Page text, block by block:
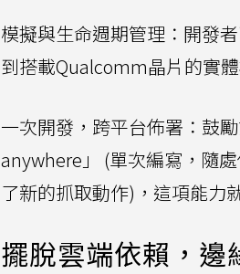
模擬與生命週期管理：開發
到搭載Qualcomm晶片的實
一次開發，跨平台佈署：鼓
anywhere」 (單次編寫，隨
了新的抓取動作)，這項能力
擺脫雲端依賴，邊